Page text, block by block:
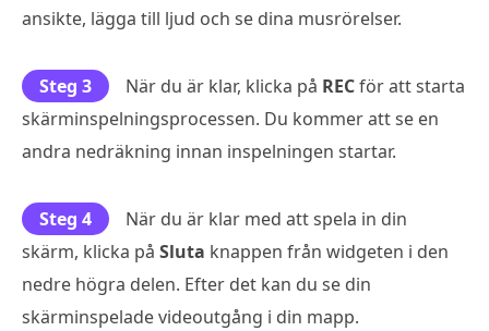
ansikte, lägga till ljud och se dina musrörelser.
Steg 3 När du är klar, klicka på RECför att starta
skärminspelningsprocessen. Du kommer att se en
andra nedräkning innan inspelningen startar.
Steg 4
När du är klar med att spela in din
skärm, klicka på Sluta knappen från widgeten i den
nedre högra delen. Efter det kan du se din
skärminspelade videoutgång i din mapp.